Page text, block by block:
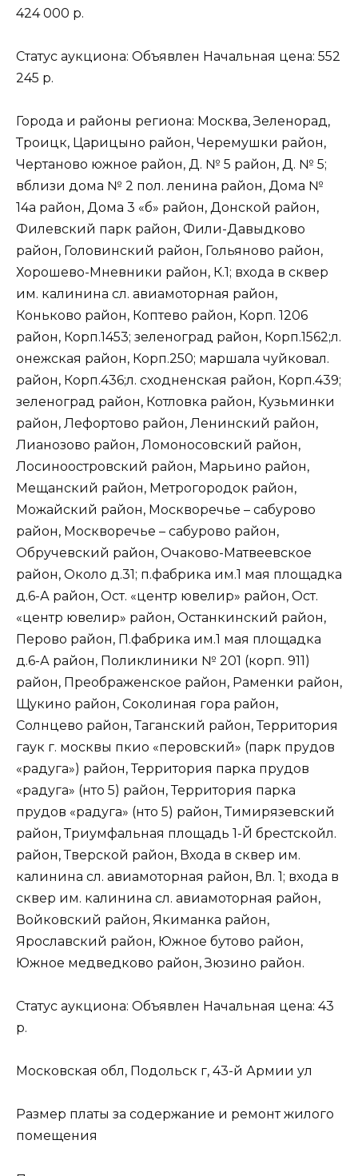
424 000 р.
Статус аукциона: Объявлен Начальная цена: 552
245 р.
Города и районы региона: Москва, Зеленорад,
Троицк, Царицыно район, Черемушки район,
Чертаново южное район, Д. № 5 район, Д. № 5;
вблизи дома № 2 пол. ленина район, Дома №
14а район, Дома 3 «б» район, Донской район,
Филевский парк район, Фили-Давыдково
район, Головинский район, Гольяново район,
Хорошево-Мневники район, К.1; входа в сквер
им. калинина сл. авиамоторная район,
Коньково район, Коптево район, Корп. 1206
район, Корп.1453; зеленоград район, Корп.1562;л.
онежская район, Корп.250; маршала чуйковал.
район, Корп.436;л. сходненская район, Корп.439;
зеленоград район, Котловка район, Кузьминки
район, Лефортово район, Ленинский район,
Лианозово район, Ломоносовский район,
Лосиноостровский район, Марьино район,
Мещанский район, Метрогородок район,
Можайский район, Москворечье – сабурово
район, Москворечье – сабурово район,
Обручевский район, Очаково-Матвеевское
район, Около д.31; п.фабрика им.1 мая площадка
д.6-А район, Ост. «центр ювелир» район, Ост.
«центр ювелир» район, Останкинский район,
Перово район, П.фабрика им.1 мая площадка
д.6-А район, Поликлиники № 201 (корп. 911)
район, Преображенское район, Раменки район,
Щукино район, Соколиная гора район,
Солнцево район, Таганский район, Территория
гаук г. москвы пкио «перовский» (парк прудов
«радуга») район, Территория парка прудов
«радуга» (нто 5) район, Территория парка
прудов «радуга» (нто 5) район, Тимирязевский
район, Триумфальная площадь 1-Й брестскойл.
район, Тверской район, Входа в сквер им.
калинина сл. авиамоторная район, Вл. 1; входа в
сквер им. калинина сл. авиамоторная район,
Войковский район, Якиманка район,
Ярославский район, Южное бутово район,
Южное медведково район, Зюзино район.
Статус аукциона: Объявлен Начальная цена: 43
р.
Московская обл, Подольск г, 43-й Армии ул
Размер платы за содержание и ремонт жилого
помещения